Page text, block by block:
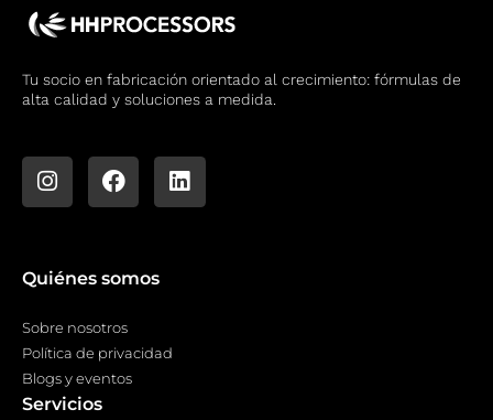
Tu socio en fabricación orientado al crecimiento: fórmulas de
alta calidad y soluciones a medida.
Quiénes somos
Sobre nosotros
Política de privacidad
Blogs y eventos
Servicios